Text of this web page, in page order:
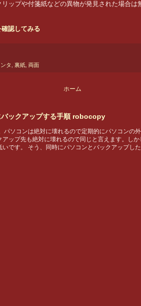
ップや付箋紙などの異物が発見された場合は
認してみる
タ 裏紙 両面
ホーム
ックアップする手順 robocopy
パソコンは絶対に壊れるので定期的にパソコンの
ップ先も絶対に壊れるので同じと言えます。し
です。 そう、同時にパソコンとバックアップし